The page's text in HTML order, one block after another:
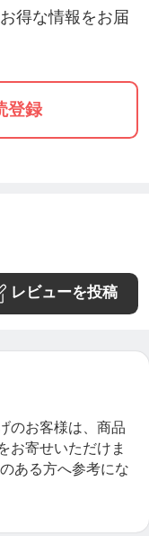
得な情報をお届
登録
レビューを投稿
のお客様は、商品
お寄せいただけま
ある方へ参考にな